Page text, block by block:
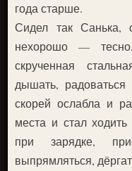
года старше.
Сидел так Санька,
нехорошо —
скрученная
дышать,
скорей ослабла и
места и стал
при зарядке,
выпрямляться,